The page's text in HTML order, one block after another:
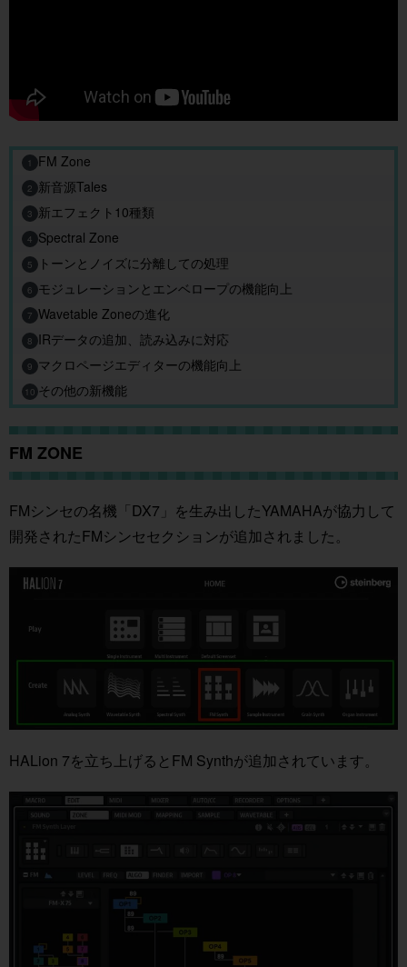
1 FM Zone
2 新音源Tales
3 新エフェクト10種類
4 Spectral Zone
5 トーンとノイズに分離しての処理
6 モジュレーションとエンベロープの機能向上
7 Wavetable Zoneの進化
8 IRデータの追加、読み込みに対応
9 マクロページエディターの機能向上
10 その他の新機能
FM ZONE
FMシンセの名機「DX7」を生み出したYAMAHAが協力して
開発されたFMシンセセクションが追加されました。
HALion 7を立ち上げるとFM Synthが追加されています。